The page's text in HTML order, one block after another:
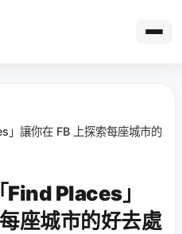
讓你在 FB 上探索每座城市的
Places」
座城市的好去處